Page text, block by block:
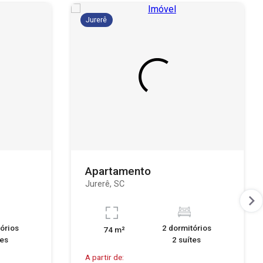
Jurerê
Apartamento
Jurerê, SC
74 m²
2 dormitórios
2 suítes
A partir de: